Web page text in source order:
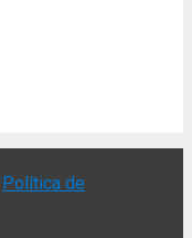
Política de